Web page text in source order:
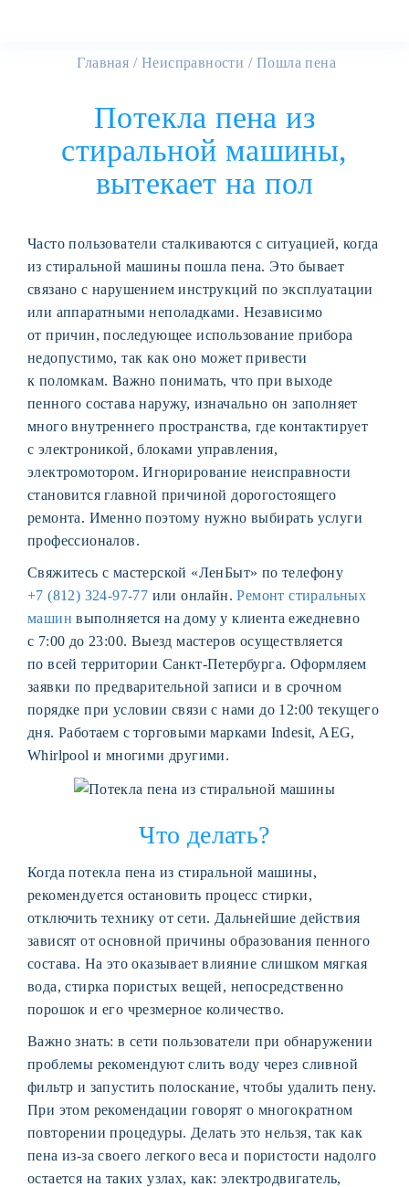
Главная Неисправности Пошла пена
Потекла пена из
стиральной машины,
вытекает на пол
Часто пользователи сталкиваются с ситуацией, когда
из стиральной машины пошла пена. Это бывает
связано с нарушением инструкций по эксплуатации
или аппаратными неполадками. Независимо
от причин, последующее использование прибора
недопустимо, так как оно может привести
к поломкам. Важно понимать, что при выходе
пенного состава наружу, изначально он заполняет
много внутреннего пространства, где контактирует
с электроникой, блоками управления,
электромотором. Игнорирование неисправности
становится главной причиной дорогостоящего
ремонта. Именно поэтому нужно выбирать услуги
профессионалов.
Свяжитесь с мастерской «ЛенБыт» по телефону
+7 (812) 324-97-77 или онлайн.Ремонт стиральных
машин выполняется на дому у клиента ежедневно
с 7:00 до 23:00. Выезд мастеров осуществляется
по всей территории Санкт-Петербурга. Оформляем
заявки по предварительной записи и в срочном
порядке при условии связи с нами до 12:00 текущего
дня. Работаем с торговыми марками Indesit, AEG,
Whirlpool и многими другими.
Что делать?
Когда потекла пена из стиральной машины,
рекомендуется остановить процесс стирки,
отключить технику от сети. Дальнейшие действия
зависят от основной причины образования пенного
состава. На это оказывает влияние слишком мягкая
вода, стирка пористых вещей, непосредственно
порошок и его чрезмерное количество.
Важно знать: в сети пользователи при обнаружении
проблемы рекомендуют слить воду через сливной
фильтр и запустить полоскание, чтобы удалить пену.
При этом рекомендации говорят о многократном
повторении процедуры. Делать это нельзя, так как
пена из-за своего легкого веса и пористости надолго
остается на таких узлах, как: электродвигатель,